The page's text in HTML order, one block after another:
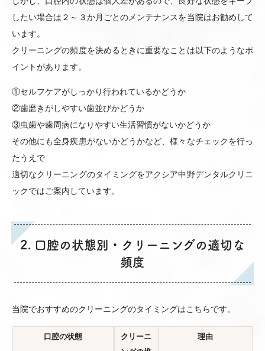
したい場合は２～３か月ごとのメンテナンスを当院はお勧めして
います。
クリーニングの頻度を決めるときに重要なことは以下のようなポ
イントがあります。
①セルフケアがしっかり行われているかどうか
②歯磨きがしやすい歯並びかどうか
③虫歯や歯周病になりやすい生活習慣がないかどうか
その他にも全身疾患がないかどうかなど、様々なチェックを行っ
たうえで
適切なクリーニングのタイミングをアクシア中野デンタルクリニ
ックではご案内しています。
2. 口腔の状態別・クリーニングの適切な
頻度
当院でおすすめのクリーニングのタイミングはこちらです。
口腔の状態
クリーニ
理由